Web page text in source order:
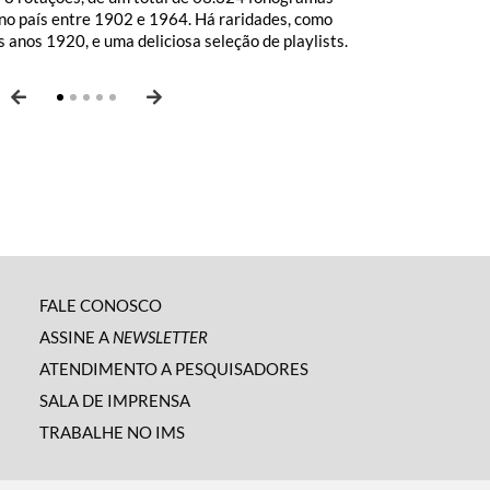
país entre 1902 e 1964. Há raridades, como
anos 1920, e uma deliciosa seleção de playlists.
grandes nomes da área, entrevistas com artistas,
podcasts comoSertões: histórias de CanudoseXingu:
traz textos selecionados de autores brasileiros e
cultura, política, humor, novas perspectivas,
aberto de debates, com ensaios fotográficos,
época de ouro do gênero, de nomes como Paulo
e Rubem Braga.
FALE CONOSCO
ASSINE A NEWSLETTER
ATENDIMENTO A PESQUISADORES
SALA DE IMPRENSA
TRABALHE NO IMS